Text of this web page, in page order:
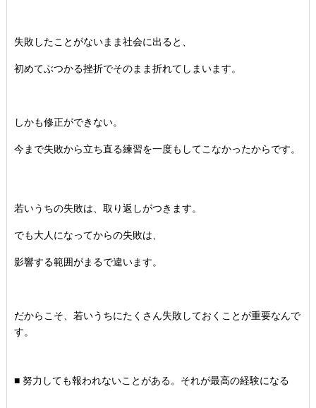
失敗したことがないまま社会に出ると、
初めてぶつかる挫折でそのまま折れてしまいます。
しかも修正ができない。
今まで失敗から立ち直る練習を一度もしてこなかったからです。
若いうちの失敗は、取り返しがつきます。
でも大人になってからの失敗は、
影響する範囲がまるで違います。
だからこそ、 若いうちにたくさん失敗しておくことが重要なんで
す。
■ 努力しても報われないことがある。それが最高の経験になる